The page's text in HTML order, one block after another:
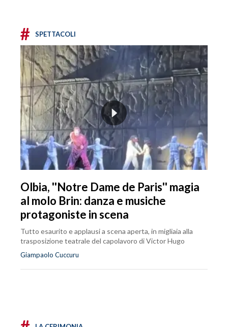
# SPETTACOLI
Olbia, ''Notre Dame de Paris'' magia
al molo Brin: danza e musiche
protagoniste in scena
Tutto esaurito e applausi a scena aperta, in migliaia alla
trasposizione teatrale del capolavoro di Victor Hugo
Giampaolo Cuccuru